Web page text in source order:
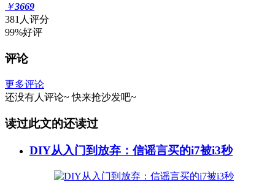
￥3669
381人评分
99%好评
评论
更多评论
还没有人评论~ 快来抢沙发吧~
读过此文的还读过
DIY从入门到放弃：信谣言买的i7被i3秒